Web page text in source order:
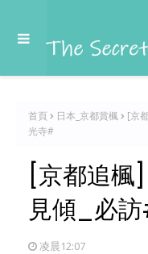
首頁 日本_京都賞楓
[京
光寺#
[京都追
見傾_必
凌晨12:07